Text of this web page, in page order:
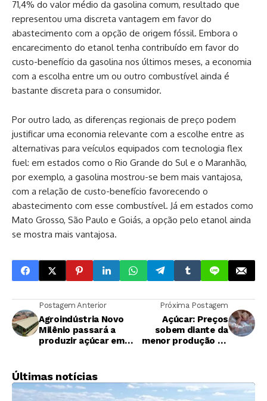
71,4% do valor médio da gasolina comum, resultado que
representou uma discreta vantagem em favor do
abastecimento com a opção de origem fóssil. Embora o
encarecimento do etanol tenha contribuído em favor do
custo-benefício da gasolina nos últimos meses, a economia
com a escolha entre um ou outro combustível ainda é
bastante discreta para o consumidor.
Por outro lado, as diferenças regionais de preço podem
justificar uma economia relevante com a escolhe entre as
alternativas para veículos equipados com tecnologia flex
fuel: em estados como o Rio Grande do Sul e o Maranhão,
por exemplo, a gasolina mostrou-se bem mais vantajosa,
com a relação de custo-benefício favorecendo o
abastecimento com esse combustível. Já em estados como
Mato Grosso, São Paulo e Goiás, a opção pelo etanol ainda
se mostra mais vantajosa.
Postagem Anterior
Agroindústria Novo
Milênio passará a
produzir açúcar em
2025/26
Próxima Postagem
Açúcar: Preços
sobem diante da
menor produção de
Últimas notícias